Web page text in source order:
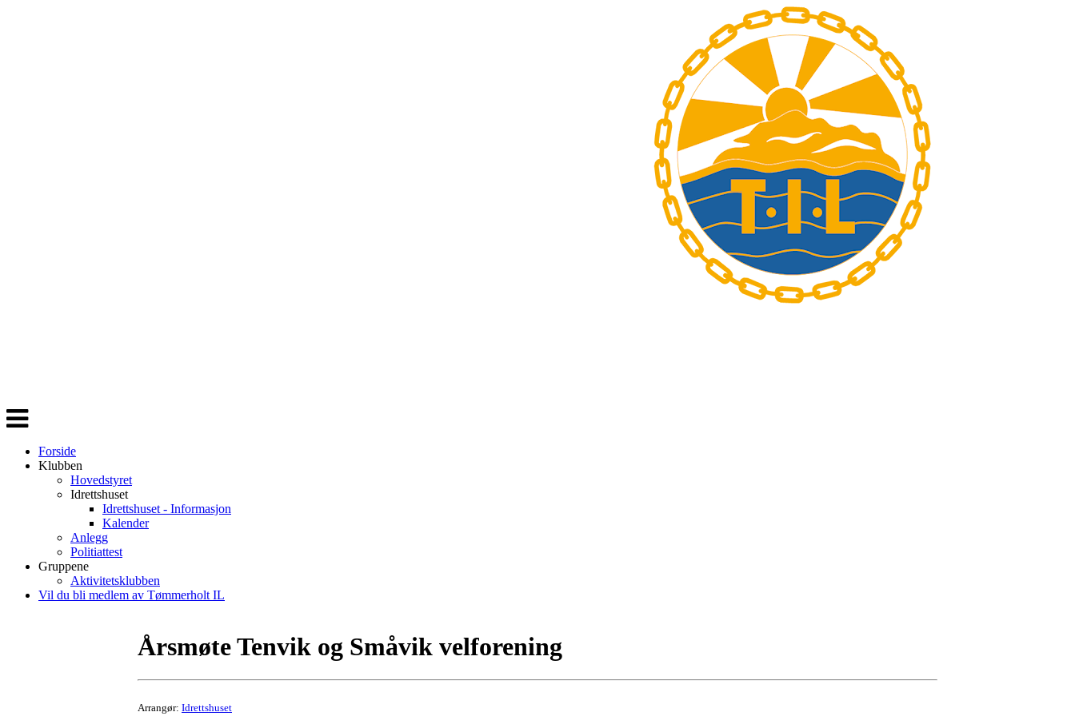
Veksle
navigasjon
Forside
Klubben
Hovedstyret
Idrettshuset
Idrettshuset - Informasjon
Kalender
Anlegg
Politiattest
Gruppene
Aktivitetsklubben
Vil du bli medlem av Tømmerholt IL
Årsmøte Tenvik og Småvik velforening
Arrangør: Idrettshuset